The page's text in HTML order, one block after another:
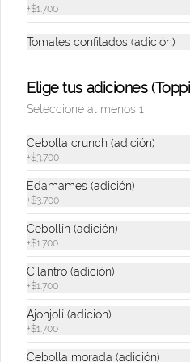
Te
+$1.700
Tomates confitados (adición)
Elige tus adiciones
Seleccione al menos 1
Cebolla crunch (adición)
+$3.700
Edamames (adición)
+$3.700
Cebollín (adición)
+$1.700
Cilantro (adición)
+$1.700
Ajonjolí (adición)
+$1.700
Cebolla morada (adición)